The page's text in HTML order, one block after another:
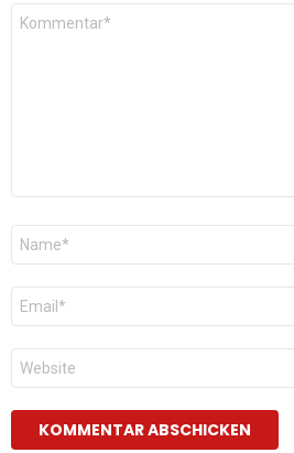
Kommentar
Name
E-
Mail
*
Website